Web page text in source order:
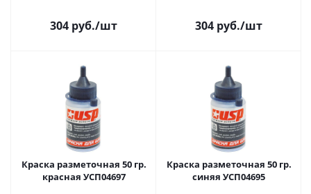
304 руб./шт 304 руб./шт
Краска разметочная 50 гр.
красная УСП04697
Краска разметочная 50 гр.
синяя УСП04695